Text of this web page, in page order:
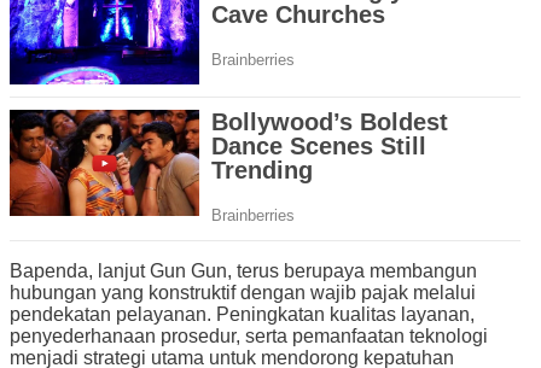
Bapenda, lanjut Gun Gun, terus berupaya membangun
hubungan yang konstruktif dengan wajib pajak melalui
pendekatan pelayanan. Peningkatan kualitas layanan,
penyederhanaan prosedur, serta pemanfaatan teknologi
menjadi strategi utama untuk mendorong kepatuhan